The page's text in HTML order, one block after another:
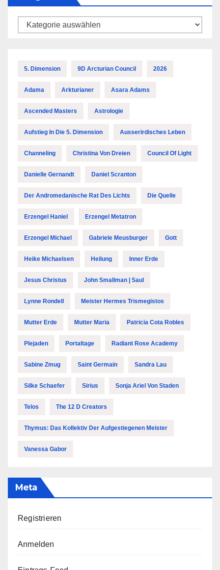
Kategorien
5. Dimension 9D Arcturian Council 2026
Adama Arkturianer Asara Adams
Ascended Masters Astrologie
Aufstieg In Die 5. Dimension Ausserirdisches Leben
Channeling Christina Von Dreien Council Of Light
Danielle Gernandt Daniel Scranton
Der Andromedanische Rat Des Lichts Die Quelle
Erzengel Haniel Erzengel Metatron
Erzengel Michael Gabriele Meusburger Gott
Heike Michaelsen Heilung Inner Erde
Jesus Christus John Smallman | Saul
Lynne Rondell Meister Hermes Trismegistos
Mutter Erde Mutter Maria Patricia Cota Robles
Plejaden Portaltage Radiant Rose Academy
Sabine Zmug Saint Germain Sandra Lau
Silke Schaefer Sirius Sonja Ariel Von Staden
Telos The 12 D Creators
Thymus: Das Kollektiv Der Aufgestiegenen Meister
Vanessa Gabor
Meta
Registrieren
Anmelden